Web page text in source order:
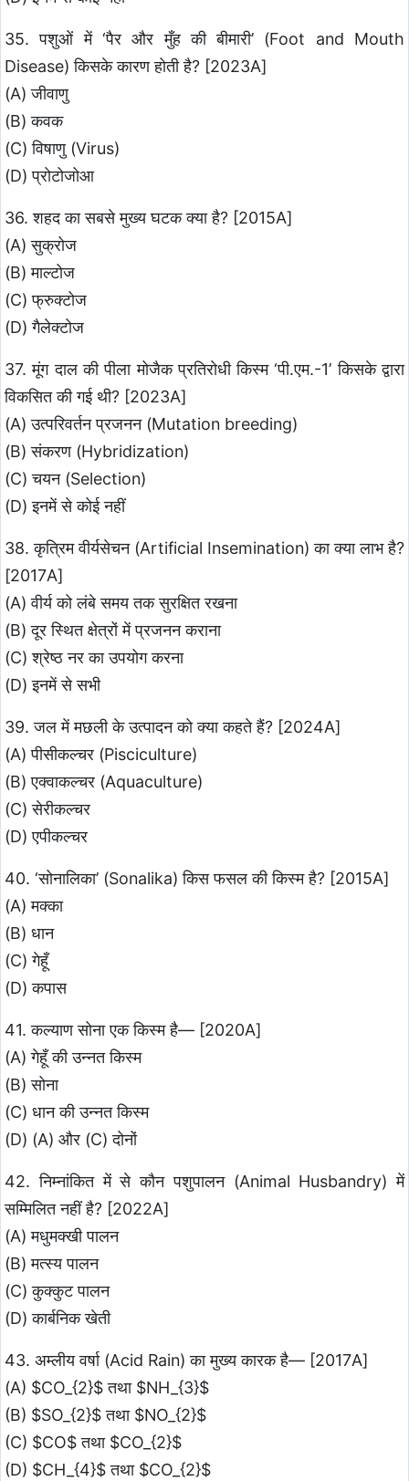
35. पशुओं में ‘पैर और मुँह की बीमारी’ (Foot and Mouth
Disease) किसके कारण होती है? [2023A]
(A) जीवाणु
(B) कवक
(C) विषाणु (Virus)
(D) प्रोटोजोआ
36. शहद का सबसे मुख्य घटक क्या है? [2015A]
(A) सुक्रोज
(B) माल्टोज
(C) फ्रुक्टोज
(D) गैलेक्टोज
37. मूंग दाल की पीला मोजैक प्रतिरोधी किस्म ‘पी.एम.-1’ किसके द्वारा
विकसित की गई थी? [2023A]
(A) उत्परिवर्तन प्रजनन (Mutation breeding)
(B) संकरण (Hybridization)
(C) चयन (Selection)
(D) इनमें से कोई नहीं
38. कृत्रिम वीर्यसेचन (Artificial Insemination) का क्या लाभ है?
[2017A]
(A) वीर्य को लंबे समय तक सुरक्षित रखना
(B) दूर स्थित क्षेत्रों में प्रजनन कराना
(C) श्रेष्ठ नर का उपयोग करना
(D) इनमें से सभी
39. जल में मछली के उत्पादन को क्या कहते हैं? [2024A]
(A) पीसीकल्चर (Pisciculture)
(B) एक्वाकल्चर (Aquaculture)
(C) सेरीकल्चर
(D) एपीकल्चर
40. ‘सोनालिका’ (Sonalika) किस फसल की किस्म है? [2015A]
(A) मक्का
(B) धान
(C) गेहूँ
(D) कपास
41. कल्याण सोना एक किस्म है— [2020A]
(A) गेहूँ की उन्नत किस्म
(B) सोना
(C) धान की उन्नत किस्म
(D) (A) और (C) दोनों
42. निम्नांकित में से कौन पशुपालन (Animal Husbandry) में
सम्मिलित नहीं है? [2022A]
(A) मधुमक्खी पालन
(B) मत्स्य पालन
(C) कुक्कुट पालन
(D) कार्बनिक खेती
43. अम्लीय वर्षा (Acid Rain) का मुख्य कारक है— [2017A]
(A) $CO_{2}$ तथा $NH_{3}$
(B) $SO_{2}$ तथा $NO_{2}$
(C) $CO$ तथा $CO_{2}$
(D) $CH_{4}$ तथा $CO_{2}$